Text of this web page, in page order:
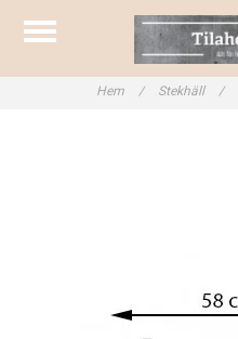
Hem / Stekhäll /